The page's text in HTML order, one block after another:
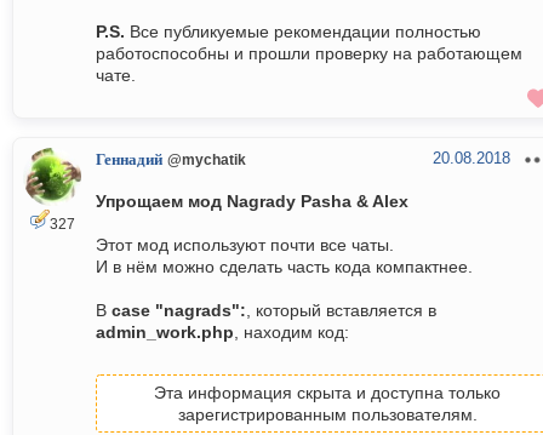
P.S. Все публикуемые рекомендации полностью
работоспособны и прошли проверку на работающем
чате.
327
Геннадий @mychatik 20.08.2018
Упрощаем мод Nagrady Pasha & Alex
Этот мод используют почти все чаты.
И в нём можно сделать часть кода компактнее.
В case "nagrads": , который вставляется в
admin_work.php , находим код:
Эта информация скрыта и доступна только
зарегистрированным пользователям.